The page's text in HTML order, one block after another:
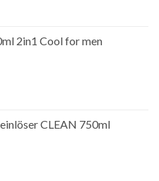
2in1 Cool for men
CLEAN 750ml